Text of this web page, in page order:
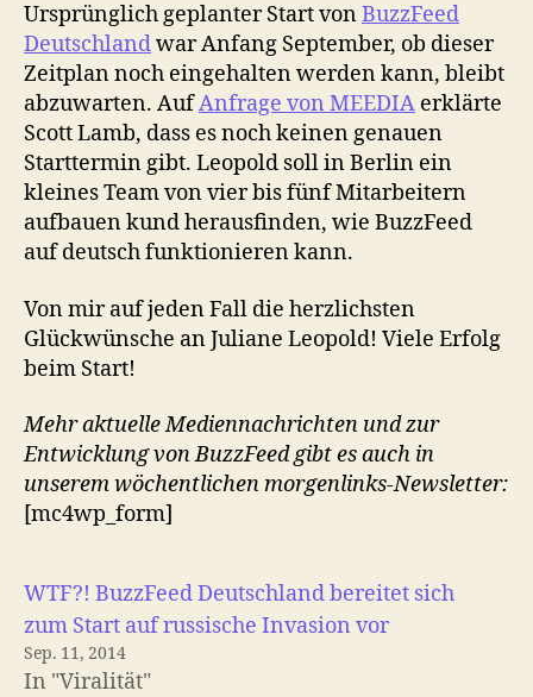
Ursprünglich geplanter Start vonBuzzFeed
Deutschlandwar Anfang September, ob dieser
Zeitplan noch eingehalten werden kann, bleibt
abzuwarten. AufAnfrage von MEEDIA erklärte
Scott Lamb, dass es noch keinen genauen
Starttermin gibt. Leopold soll in Berlin ein
kleines Team von vier bis fünf Mitarbeitern
aufbauen kund herausfinden, wie BuzzFeed
auf deutsch funktionieren kann.
Von mir auf jeden Fall die herzlichsten
Glückwünsche an Juliane Leopold! Viele Erfolg
beim Start!
Mehr aktuelle Mediennachrichten und zur
Entwicklung von BuzzFeed gibt es auch in
unserem wöchentlichen morgenlinks-Newsletter:
[mc4wp_form]
WTF?! BuzzFeed Deutschland bereitet sich
zum Start auf russische Invasion vor
Sep. 11, 2014
In "Viralität"